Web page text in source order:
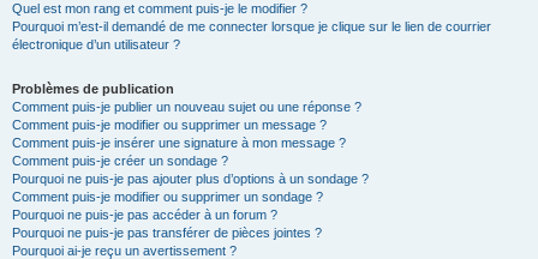
Quel est mon rang et comment puis-je le modifier ?
Pourquoi m’est-il demandé de me connecter lorsque je clique sur le lien de courrier
électronique d’un utilisateur ?
Problèmes de publication
Comment puis-je publier un nouveau sujet ou une réponse ?
Comment puis-je modifier ou supprimer un message ?
Comment puis-je insérer une signature à mon message ?
Comment puis-je créer un sondage ?
Pourquoi ne puis-je pas ajouter plus d’options à un sondage ?
Comment puis-je modifier ou supprimer un sondage ?
Pourquoi ne puis-je pas accéder à un forum ?
Pourquoi ne puis-je pas transférer de pièces jointes ?
Pourquoi ai-je reçu un avertissement ?